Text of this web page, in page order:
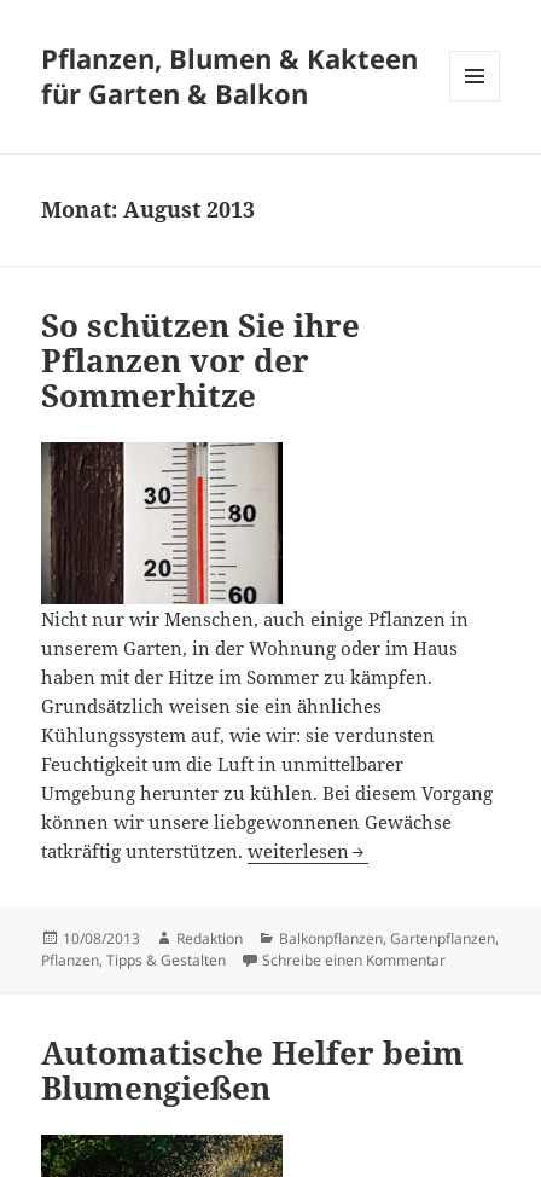
Pflanzen, Blumen & Kakteen
für Garten & Balkon
Monat:August 2013
So schützen Sie ihre
Pflanzen vor der
Sommerhitze
Nicht nur wir Menschen, auch einige Pflanzen in
unserem Garten, in der Wohnung oder im Haus
haben mit der Hitze im Sommer zu kämpfen.
Grundsätzlich weisen sie ein ähnliches
Kühlungssystem auf, wie wir: sie verdunsten
Feuchtigkeit um die Luft in unmittelbarer
Umgebung herunter zu kühlen. Bei diesem Vorgang
können wir unsere liebgewonnenen Gewächse
tatkräftig unterstützen.So schützen Sie ihre Pflanzen
weiterlesen
Veröffentlicht
am
10/08/2013 Autor
Redaktion Kategorien
Balkonpflanzen,Gartenpflanzen,
Pflanzen,Tipps & Gestalten Schreibe einen Kommentarzu So
Automatische Helfer beim
Blumengießen